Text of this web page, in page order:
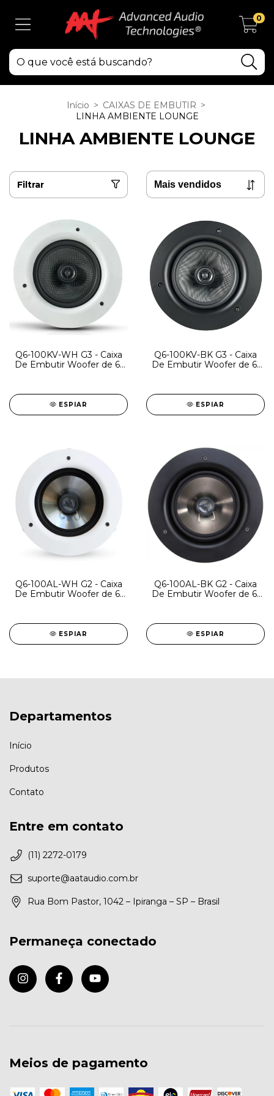
0
Início > CAIXAS DE EMBUTIR >
LINHA AMBIENTE LOUNGE
LINHA AMBIENTE LOUNGE
Filtrar
Q6-100KV-WH G3 - Caixa
De Embutir Woofer de 6"
100W RMS 8 ohms
ESPIAR
Q6-100KV-BK G3 - Caixa
De Embutir Woofer de 6"
100W RMS 8 ohms
ESPIAR
Q6-100AL-WH G2 - Caixa
De Embutir Woofer de 6"
coaxial de 1 ¼" / 100W
RMS 8 ohms
ESPIAR
Q6-100AL-BK G2 - Caixa
De Embutir Woofer de 6"
coaxial de 1 ¼" / 100W
RMS 8 ohms
ESPIAR
Departamentos
Início
Produtos
Contato
Entre em contato
(11) 2272-0179
suporte@aataudio.com.br
Rua Bom Pastor, 1042 – Ipiranga – SP – Brasil
Permaneça conectado
Meios de pagamento